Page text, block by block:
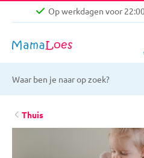
Op werkdagen voor
Niet goed,
Gratis
Op werkdagen voor
Thuis